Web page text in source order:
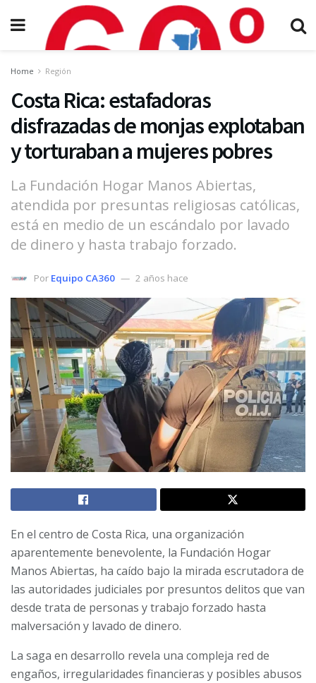
Home Región
Costa Rica: estafadoras
disfrazadas de monjas explotaban
y torturaban a mujeres pobres
La Fundación Hogar Manos Abiertas,
atendida por presuntas religiosas católicas,
está en medio de un escándalo por lavado
de dinero y hasta trabajo forzado.
Por Equipo CA360 2 años hace
En el centro de Costa Rica, una organización
aparentemente benevolente, la Fundación Hogar
Manos Abiertas, ha caído bajo la mirada escrutadora de
las autoridades judiciales por presuntos delitos que van
desde trata de personas y trabajo forzado hasta
malversación y lavado de dinero.
La saga en desarrollo revela una compleja red de
engaños, irregularidades financieras y posibles abusos